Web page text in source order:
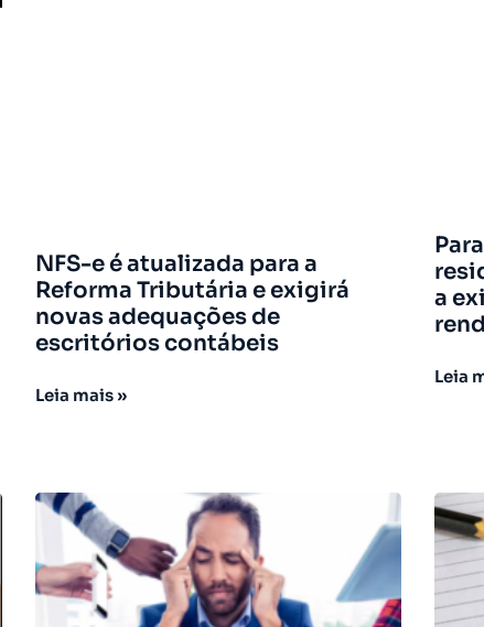
NFS-e é atualizada para a
Reforma Tributária e exigirá
novas adequações de
escritórios contábeis
Leia mais »
a
Leia